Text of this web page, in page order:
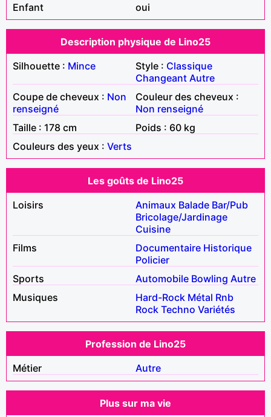
Enfant
oui
Description physique de Lino25
Silhouette : Mince Style : Classique
Changeant Autre
Coupe de cheveux : Non
renseigné
Couleur des cheveux :
Non renseigné
Taille : 178 cm
Poids : 60 kg
Couleurs des yeux : Verts
Les goûts de Lino25
Loisirs
Animaux Balade Bar/Pub
Bricolage/Jardinage
Cuisine
Films
Documentaire Historique
Policier
Sports
Automobile Bowling Autre
Musiques
Hard-Rock Métal Rnb
Rock Techno Variétés
Profession de Lino25
Métier
Autre
Plus sur ma vie